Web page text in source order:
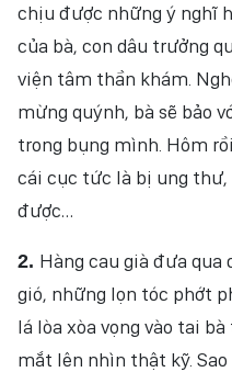
chịu được những ý nghĩ
của bà, con dâu trưởng
viện tâm thần khám.
mừng quýnh, bà sẽ bảo
trong bụng mình. Hôm
cái cục tức là bị ung
được…
2. Hàng cau già đưa qua
gió, những lọn tóc phớt
lá lòa xòa vọng vào tai
mắt lên nhìn thật kỹ.